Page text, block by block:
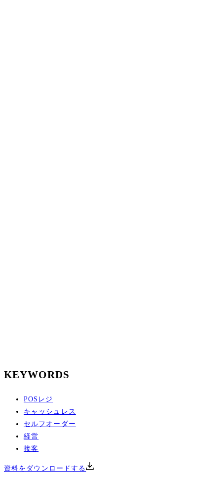
KEYWORDS
POSレジ
キャッシュレス
セルフオーダー
経営
接客
資料をダウンロードする